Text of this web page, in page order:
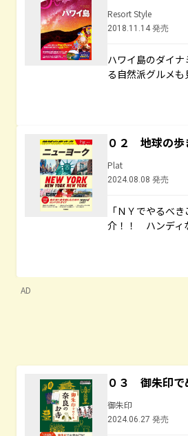
Resort Style
2018.11.14 発売
ハワイ島のダイ
る自然派グルメも
０２ 地球の
Plat
2024.08.08 発売
「ＮＹでやるべ
介！！ ハンディ
AD
０３ 御朱印で
御朱印
2024.06.27 発売